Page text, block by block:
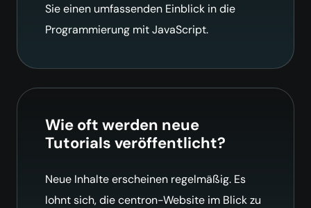
Sie einen umfassenden Einblick in die
Programmierung mit JavaScript.
Wie oft werden neue
Tutorials veröffentlicht?
Neue Inhalte erscheinen regelmäßig. Es
lohnt sich, die centron-Website im Blick zu